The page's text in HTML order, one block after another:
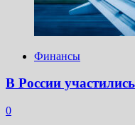
Финансы
В России
0